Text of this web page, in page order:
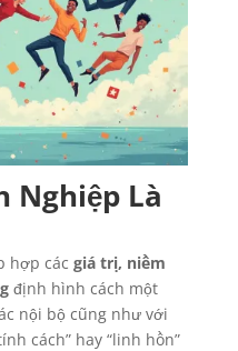
Nghiệp Là
hợp các giá trị, niềm
định hình cách một
nội bộ cũng như với
cách” hay “linh hồn”